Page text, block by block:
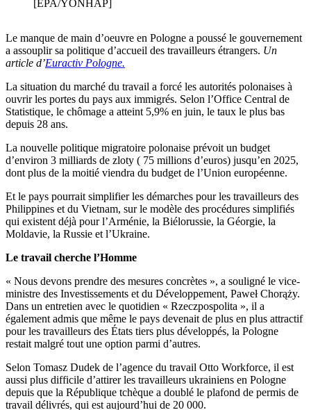
[EPA/YONHAP]
Le manque de main d’oeuvre en Pologne a poussé le gouvernement
a assouplir sa politique d’accueil des travailleurs étrangers. Un
article d’Euractiv Pologne.
La situation du marché du travail a forcé les autorités polonaises à
ouvrir les portes du pays aux immigrés. Selon l’Office Central de
Statistique, le chômage a atteint 5,9% en juin, le taux le plus bas
depuis 28 ans.
La nouvelle politique migratoire polonaise prévoit un budget
d’environ 3 milliards de zloty ( 75 millions d’euros) jusqu’en 2025,
dont plus de la moitié viendra du budget de l’Union européenne.
Et le pays pourrait simplifier les démarches pour les travailleurs des
Philippines et du Vietnam, sur le modèle des procédures simplifiés
qui existent déjà pour l’Arménie, la Biélorussie, la Géorgie, la
Moldavie, la Russie et l’Ukraine.
Le travail cherche l’Homme
« Nous devons prendre des mesures concrètes », a souligné le vice-
ministre des Investissements et du Développement, Paweł Chorąży.
Dans un entretien avec le quotidien « Rzeczpospolita », il a
également admis que même le pays devenait de plus en plus attractif
pour les travailleurs des États tiers plus développés, la Pologne
restait malgré tout une option parmi d’autres.
Selon Tomasz Dudek de l’agence du travail Otto Workforce, il est
aussi plus difficile d’attirer les travailleurs ukrainiens en Pologne
depuis que la République tchèque a doublé le plafond de permis de
travail délivrés, qui est aujourd’hui de 20 000.